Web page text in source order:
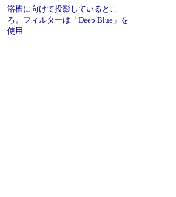
浴槽に向けて投影しているとこ
ろ。フィルターは「Deep Blue」を
使用